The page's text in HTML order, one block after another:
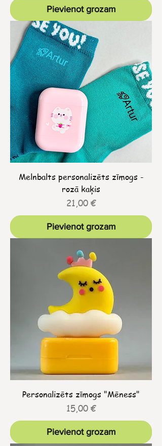
Pievienot grozam
Melnbalts personalizēts zīmogs -
rozā kaķis
Cena
21,00 €
Pievienot grozam
Personalizēts zīmogs "Mēness"
Cena
15,00 €
Pievienot grozam